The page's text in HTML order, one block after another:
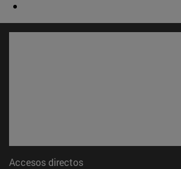
Accesos directos